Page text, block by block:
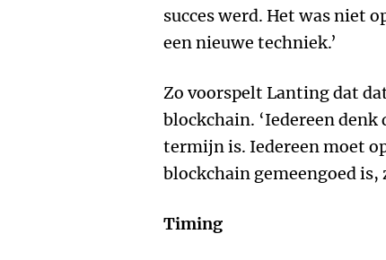
succes werd. Het was niet
een nieuwe techniek.’
Zo voorspelt Lanting dat
blockchain. ‘Iedereen
termijn is. Iedereen moet
blockchain gemeengoed is,
Timing